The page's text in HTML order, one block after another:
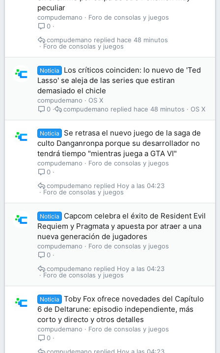
peculiar
compudemano
Foro de consolas y juegos
0
Foro de consolas y juegos
hace 48 minutos
compudemano
Noticia
Los críticos coinciden: lo nuevo de 'Ted
Lasso' se aleja de las series que estiran
demasiado el chicle
compudemano
OS X
0
OS X
hace 48 minutos
compudemano
Noticia
Se retrasa el nuevo juego de la saga de
culto Danganronpa porque su desarrollador no
tendrá tiempo "mientras juega a GTA VI"
compudemano
Foro de consolas y juegos
0
Foro de consolas y juegos
Hoy a las 04:23
compudemano
Noticia
Capcom celebra el éxito de Resident Evil
Requiem y Pragmata y apuesta por atraer a una
nueva generación de jugadores
compudemano
Foro de consolas y juegos
0
Foro de consolas y juegos
Hoy a las 04:23
compudemano
Noticia
Toby Fox ofrece novedades del Capítulo
6 de Deltarune: episodio independiente, más
corto y directo y otros detalles
compudemano
Foro de consolas y juegos
0